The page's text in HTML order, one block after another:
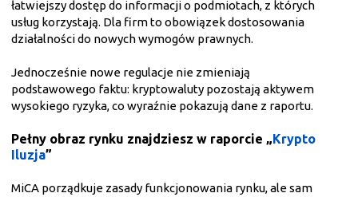
łatwiejszy dostęp do informacji o podmiotach, z których
usług korzystają. Dla firm to obowiązek dostosowania
działalności do nowych wymogów prawnych.
Jednocześnie nowe regulacje nie zmieniają
podstawowego faktu: kryptowaluty pozostają aktywem
wysokiego ryzyka, co wyraźnie pokazują dane z raportu.
Pełny obraz rynku znajdziesz w raporcie „ Krypto
Iluzja”
MiCA porządkuje zasady funkcjonowania rynku, ale sam